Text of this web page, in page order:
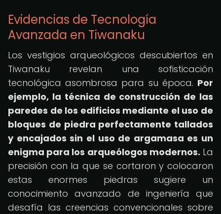
Evidencias de Tecnología
Avanzada en Tiwanaku
Los vestigios arqueológicos descubiertos en
Tiwanaku revelan una sofisticación
tecnológica asombrosa para su época. Por
ejemplo, la técnica de construcción de las
paredes de los edificios mediante el uso de
bloques de piedra perfectamente tallados
y encajados sin el uso de argamasa es un
enigma para los arqueólogos modernos. La
precisión con la que se cortaron y colocaron
estas enormes piedras sugiere un
conocimiento avanzado de ingeniería que
desafía las creencias convencionales sobre